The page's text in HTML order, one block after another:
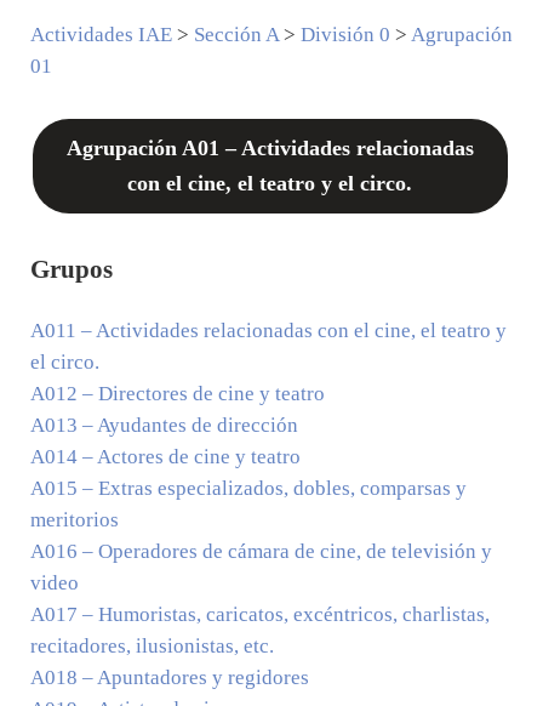
Actividades IAE> Sección A> División 0 > Agrupación
01
Agrupación A01 – Actividades relacionadas
con el cine, el teatro y el circo.
Grupos
A011 – Actividades relacionadas con el cine, el teatro y
el circo.
A012 – Directores de cine y teatro
A013 – Ayudantes de dirección
A014– Actores de cine y teatro
A015 – Extras especializados, dobles, comparsas y
meritorios
A016 – Operadores de cámara de cine, de televisión y
video
A017 – Humoristas, caricatos, excéntricos, charlistas,
recitadores, ilusionistas, etc.
A018 – Apuntadores y regidores